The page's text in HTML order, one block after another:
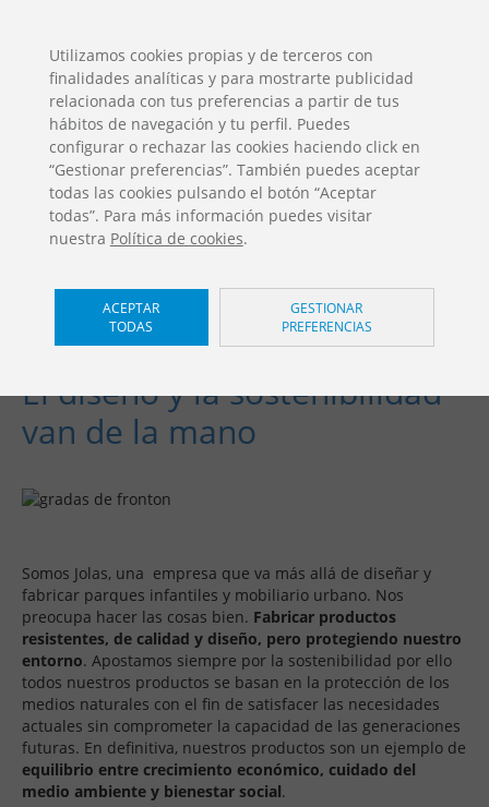
DESCARGAS
Catálogos Jolas
Graderío del frontón de Aia.
El diseño y la sostenibilidad
van de la mano
Somos Jolas, una empresa que va más allá de diseñar y
fabricar parques infantiles y mobiliario urbano. Nos
preocupa hacer las cosas bien. Fabricar productos
resistentes, de calidad y diseño, pero protegiendo nuestro
entorno. Apostamos siempre por la sostenibilidad por ello
todos nuestros productos se basan en la protección de los
medios naturales con el fin de satisfacer las necesidades
actuales sin comprometer la capacidad de las generaciones
futuras. En definitiva, nuestros productos son un ejemplo de
equilibrio entre crecimiento económico, cuidado del
medio ambiente y bienestar social.
Utilizamos cookies propias y de terceros con
finalidades analíticas y para mostrarte publicidad
relacionada con tus preferencias a partir de tus
hábitos de navegación y tu perfil. Puedes
configurar o rechazar las cookies haciendo click en
“Gestionar preferencias”. También puedes aceptar
todas las cookies pulsando el botón “Aceptar
todas”. Para más información puedes visitar
nuestra Política de cookies.
ACEPTAR
TODAS
GESTIONAR
PREFERENCIAS